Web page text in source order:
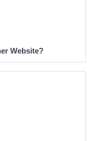
Website?